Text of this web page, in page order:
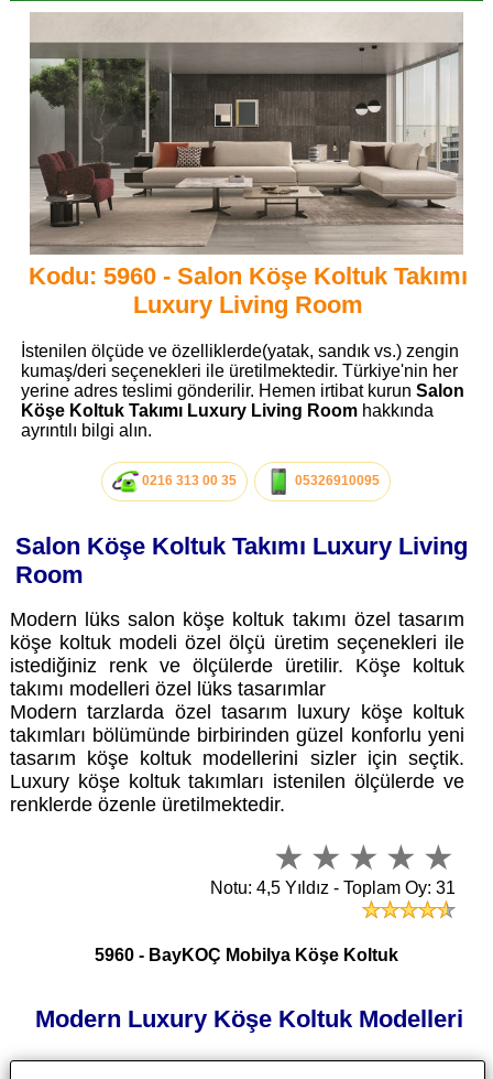
Kodu: 5960 - Salon Köşe Koltuk Takımı
Luxury Living Room
İstenilen ölçüde ve özelliklerde(yatak, sandık vs.) zengin
kumaş/deri seçenekleri ile üretilmektedir. Türkiye'nin her
yerine adres teslimi gönderilir. Hemen irtibat kurun Salon
Köşe Koltuk Takımı Luxury Living Roomhakkında
ayrıntılı bilgi alın.
0216 313 00 35 05326910095
Salon Köşe Koltuk Takımı Luxury Living
Room
Modern lüks salon köşe koltuk takımı özel tasarım
köşe koltuk modeli özel ölçü üretim seçenekleri ile
istediğiniz renk ve ölçülerde üretilir. Köşe koltuk
takımı modelleri özel lüks tasarımlar
Modern tarzlarda özel tasarım luxury köşe koltuk
takımları bölümünde birbirinden güzel konforlu yeni
tasarım köşe koltuk modellerini sizler için seçtik.
Luxury köşe koltuk takımları istenilen ölçülerde ve
renklerde özenle üretilmektedir.
Notu: 4,5 Yıldız - Toplam Oy: 31
5960 - BayKOÇ Mobilya Köşe Koltuk
Modern Luxury Köşe Koltuk Modelleri